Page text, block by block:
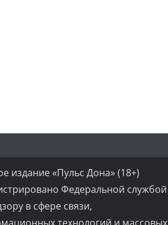
издание «Пульс Дона» (18+)
Федеральной службой
в сфере связи,